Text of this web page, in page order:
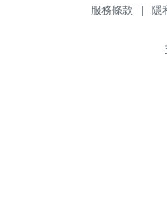
服務條款 | 隱